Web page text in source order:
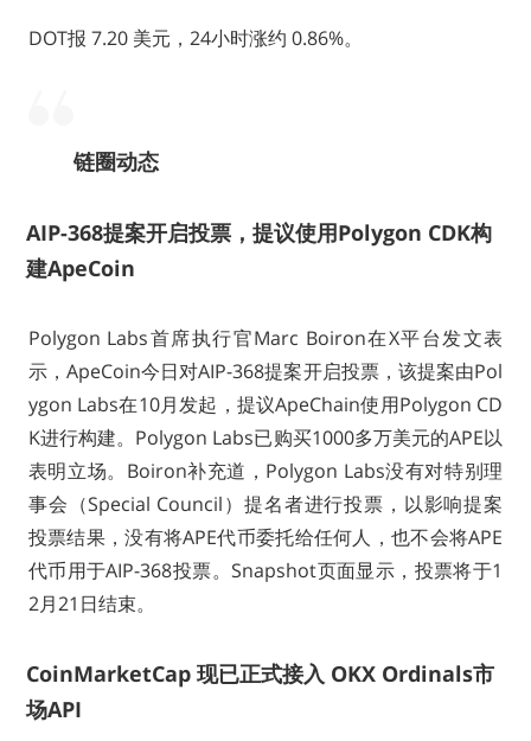
DOT报 7.20 美元，24小时涨约 0.86%。
链圈动态
AIP-368提案开启投票，提议使用Polygon CDK构
建ApeCoin
Polygon Labs首席执行官Marc Boiron在X平台发文表
示，ApeCoin今日对AIP-368提案开启投票，该提案由Pol
ygon Labs在10月发起，提议ApeChain使用Polygon CD
K进行构建。Polygon Labs已购买1000多万美元的APE以
表明立场。Boiron补充道，Polygon Labs没有对特别理
事会（Special Council）提名者进行投票，以影响提案
投票结果，没有将APE代币委托给任何人，也不会将APE
代币用于AIP-368投票。Snapshot页面显示，投票将于1
2月21日结束。
CoinMarketCap 现已正式接入 OKX Ordinals市
场API